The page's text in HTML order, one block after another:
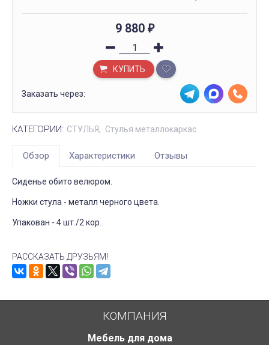
9 880 ₽
КУПИТЬ
Заказать через:
КАТЕГОРИИ: СТУЛЬЯ Стулья металлокаркас
Обзор Характеристики Отзывы
Сиденье обито велюром.
Ножки стула - металл черного цвета.
Упакован - 4 шт./2 кор.
РАССКАЗАТЬ ДРУЗЬЯМ!
КОМПАНИЯ
Мебель для дома